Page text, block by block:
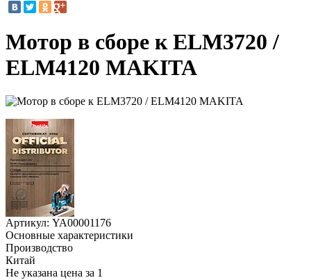
Мотор в сборе к ELM3720 /
ELM4120 MAKITA
Артикул: YA00001176
Основные характеристики
Производство
Китай
Не указана цена за 1